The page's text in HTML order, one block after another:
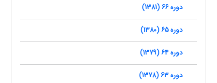
دوره 66 (1381)
دوره 65 (1380)
دوره 64 (1379)
دوره 63 (1378)